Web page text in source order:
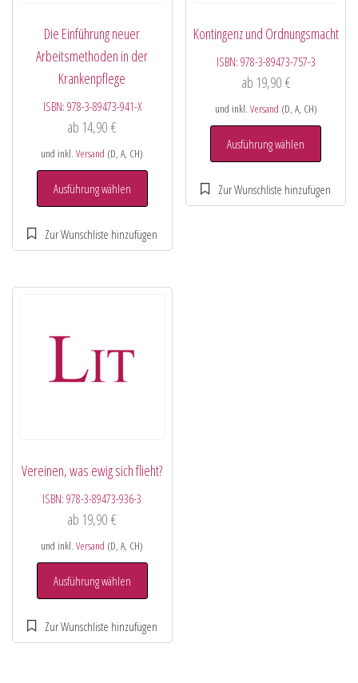
Die Einführung neuer
Arbeitsmethoden in der
Krankenpflege
ISBN: 978-3-89473-941-X
ab 14,90€
und inkl.Versand (D, A, CH)
Ausführung wählen
Kontingenz und Ordnungsmacht
ISBN: 978-3-89473-757-3
ab 19,90 €
und inkl. Versand (D, A, CH)
Ausführung wählen
Vereinen, was ewig sich flieht?
ISBN:978-3-89473-936-3
ab 19,90€
und inkl.Versand (D, A, CH)
Ausführung wählen